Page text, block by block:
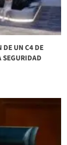
DE UN C4 DE
SEGURIDAD